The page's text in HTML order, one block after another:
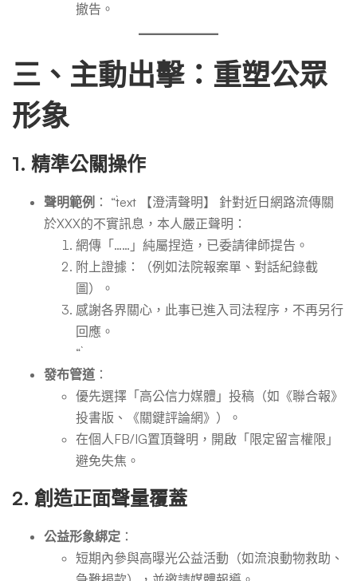
撤告。
三、主動出擊：重塑公眾
形象
1. 精準公關操作
聲明範例 ： “`text 【澄清聲明】 針對近日網路流傳關
於XXX的不實訊息，本人嚴正聲明：
網傳「……」純屬捏造，已委請律師提告。
附上證據：（例如法院報案單、對話紀錄截
圖）。
感謝各界關心，此事已進入司法程序，不再另行
回應。
“`
發布管道 ：
優先選擇「高公信力媒體」投稿（如《聯合報》
投書版、《關鍵評論網》）。
在個人FB/IG置頂聲明，開啟「限定留言權限」
避免失焦。
2. 創造正面聲量覆蓋
公益形象綁定 ：
短期內參與高曝光公益活動（如流浪動物救助、